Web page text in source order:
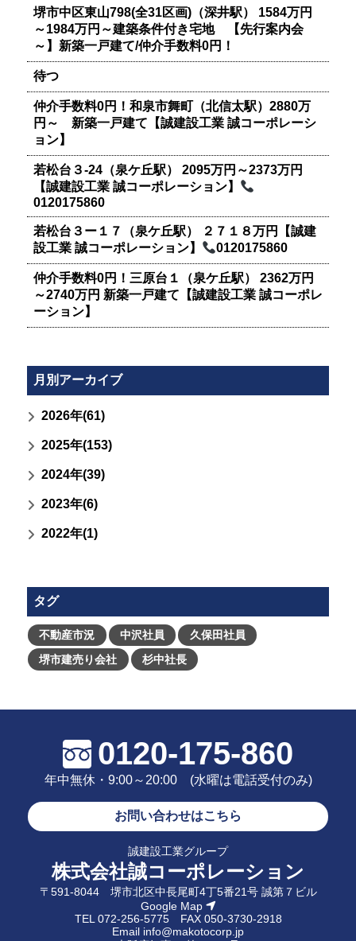
堺市中区東山798(全31区画)（深井駅） 1584万円
～1984万円～建築条件付き宅地 【先行案内会
～】新築一戸建て/仲介手数料0円！
待つ
仲介手数料0円！和泉市舞町（北信太駅）2880万
円～ 新築一戸建て【誠建設工業 誠コーポレーシ
ョン】
若松台３-24（泉ケ丘駅） 2095万円～2373万円
【誠建設工業 誠コーポレーション】
0120175860
若松台３ー１７（泉ケ丘駅） ２７１８万円【誠建
設工業 誠コーポレーション】
0120175860
仲介手数料0円！三原台１（泉ケ丘駅） 2362万円
～2740万円 新築一戸建て【誠建設工業 誠コーポレ
ーション】
月別アーカイブ
2026年(61)
2025年(153)
2024年(39)
2023年(6)
2022年(1)
タグ
不動産市況 中沢社員
久保田社員
堺市建売り会社
杉中社長
誠建設工業グループ
株式会社誠コーポレーション
〒591-8044 堺市北区中長尾町4丁5番21号 誠第７ビル
Google Map
TEL072-256-5775FAX 050-3730-2918
Email info@makotocorp.jp
0120-175-860
年中無休・9:00～20:00 (水曜は電話受付のみ)
お問い合わせはこちら